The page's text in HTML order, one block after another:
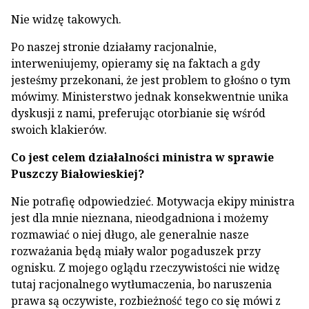
Nie widzę takowych.
Po naszej stronie działamy racjonalnie,
interweniujemy, opieramy się na faktach a gdy
jesteśmy przekonani, że jest problem to głośno o tym
mówimy. Ministerstwo jednak konsekwentnie unika
dyskusji z nami, preferując otorbianie się wśród
swoich klakierów.
Co jest celem działalności ministra w sprawie
Puszczy Białowieskiej?
Nie potrafię odpowiedzieć. Motywacja ekipy ministra
jest dla mnie nieznana, nieodgadniona i możemy
rozmawiać o niej długo, ale generalnie nasze
rozważania będą miały walor pogaduszek przy
ognisku. Z mojego oglądu rzeczywistości nie widzę
tutaj racjonalnego wytłumaczenia, bo naruszenia
prawa są oczywiste, rozbieżność tego co się mówi z